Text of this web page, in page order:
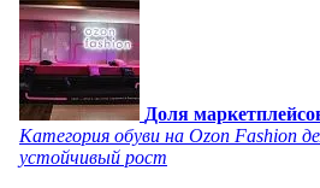
Доля
Категория обуви на Ozon Fashion
устойчивый рост